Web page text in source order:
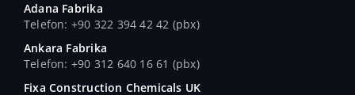
Adana Fabrika
Telefon: +90 322 394 42 42 (pbx)
Ankara Fabrika
Telefon: +90 312 640 16 61 (pbx)
Fixa Construction Chemicals UK